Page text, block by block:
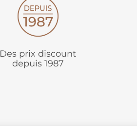
Des prix discount
depuis 1987